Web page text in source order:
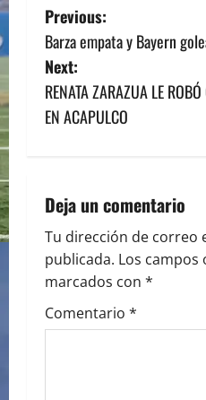
P
o
s
t
a
v
i
g
Previous:
Barza empata y Bayern
Next:
RENATA ZARAZUA LE
EN ACAPULCO
Deja un comentario
Tu dirección de correo
publicada. Los
marcados con *
Comentario *